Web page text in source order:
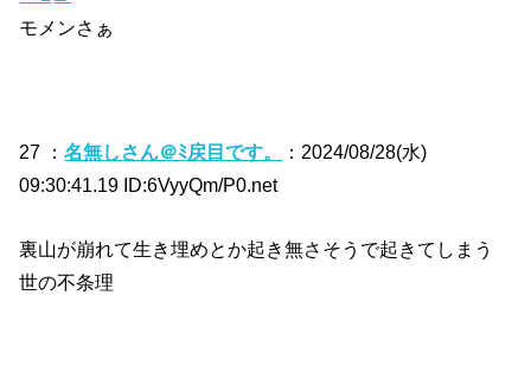
モメンさぁ
27 ：名無しさん＠ﾐ戻目です。
：2024/08/28(水)
09:30:41.19 ID:6VyyQm/P0.net
裏山が崩れて生き埋めとか起き無さそうで起きてしまう
世の不条理